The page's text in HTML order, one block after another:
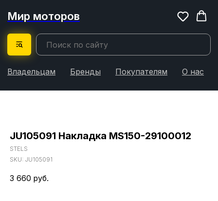
Мир моторов
Владельцам Бренды Покупателям О нас
JU105091 Накладка MS150-29100012
STELS
SKU: JU105091
3 660 руб.